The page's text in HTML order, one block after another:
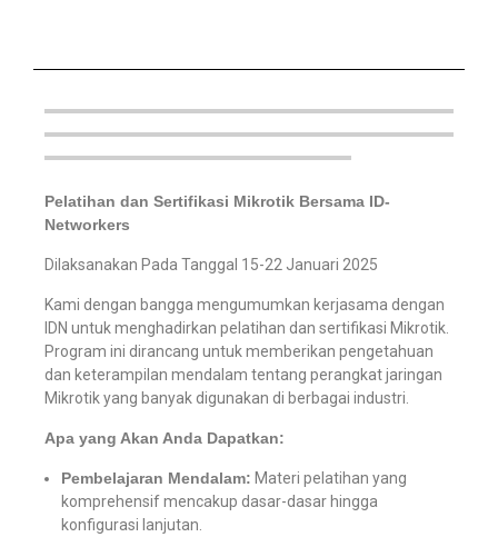
Pelatihan dan Sertifikasi Mikrotik Bersama ID-
Networkers
Dilaksanakan Pada Tanggal 15-22 Januari 2025
Kami dengan bangga mengumumkan kerjasama dengan
IDN untuk menghadirkan pelatihan dan sertifikasi Mikrotik.
Program ini dirancang untuk memberikan pengetahuan
dan keterampilan mendalam tentang perangkat jaringan
Mikrotik yang banyak digunakan di berbagai industri.
Apa yang Akan Anda Dapatkan:
Pembelajaran Mendalam: Materi pelatihan yang
komprehensif mencakup dasar-dasar hingga
konfigurasi lanjutan.